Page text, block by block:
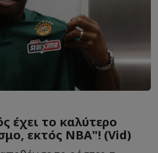
έχει το καλύτερο
εκτός ΝΒΑ"! (Vid)